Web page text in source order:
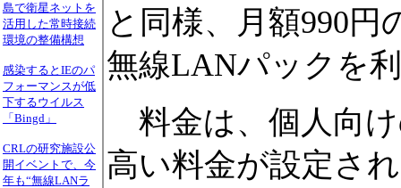
島で衛星ネットを
活用した常時接続
環境の整備構想
感染するとIEのパ
フォーマンスが低
下するウイルス
「Bingd」
CRLの研究施設公
開イベントで、今
年も“無線LANラ
と同様、月額990
無線LANパックを
料金は、個人向け
高い料金が設定さ